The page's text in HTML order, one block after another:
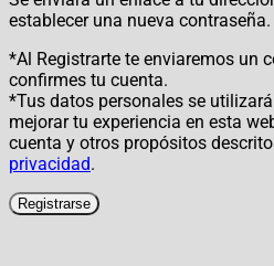
establecer una nueva contraseña.
*Al Registrarte te enviaremos un
confirmes tu cuenta.
*Tus datos personales se
mejorar tu experiencia en esta
cuenta y otros propósitos
privacidad.
Registrarse